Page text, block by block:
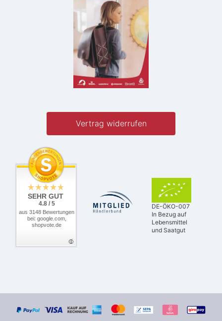
Vertrag widerrufen
SEHR GUT
4.8 / 5
aus 3148 Bewertungen
bei: google.com,
shopvote.de
DE-ÖKO-007
In Bezug auf
Lebensmittel
und Saatgut